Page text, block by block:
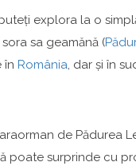
explora la o
sa geamănă (
în România, dar și în
de Pădurea
poate surprinde cu